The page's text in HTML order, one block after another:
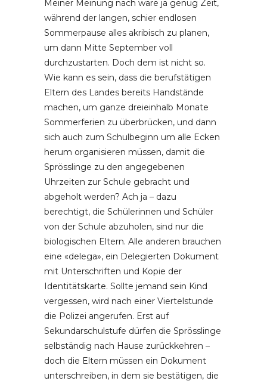
Meiner Meinung nach wäre ja genug Zeit,
während der langen, schier endlosen
Sommerpause alles akribisch zu planen,
um dann Mitte September voll
durchzustarten. Doch dem ist nicht so.
Wie kann es sein, dass die berufstätigen
Eltern des Landes bereits Handstände
machen, um ganze dreieinhalb Monate
Sommerferien zu überbrücken, und dann
sich auch zum Schulbeginn um alle Ecken
herum organisieren müssen, damit die
Sprösslinge zu den angegebenen
Uhrzeiten zur Schule gebracht und
abgeholt werden? Ach ja – dazu
berechtigt, die Schülerinnen und Schüler
von der Schule abzuholen, sind nur die
biologischen Eltern. Alle anderen brauchen
eine «delega», ein Delegierten Dokument
mit Unterschriften und Kopie der
Identitätskarte. Sollte jemand sein Kind
vergessen, wird nach einer Viertelstunde
die Polizei angerufen. Erst auf
Sekundarschulstufe dürfen die Sprösslinge
selbständig nach Hause zurückkehren –
doch die Eltern müssen ein Dokument
unterschreiben, in dem sie bestätigen, die